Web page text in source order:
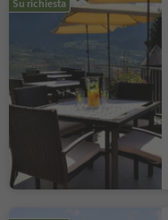
Su richiesta